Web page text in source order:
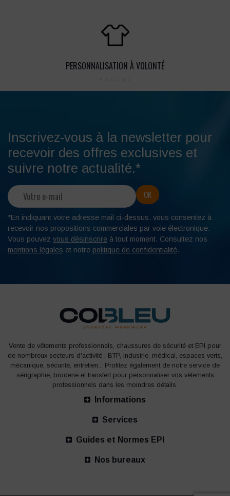
PERSONNALISATION À VOLONTÉ
Inscrivez-vous à la newsletter pour
recevoir des offres exclusives et
suivre notre actualité.*
*En indiquant votre adresse mail ci-dessus, vous consentez à
recevoir nos propositions commerciales par voie électronique.
Vous pouvez vous désinscrire à tout moment. Consultez nos
mentions légales et notre politique de confidentialité.
Vente de vêtements professionnels, chaussures de sécurité et EPI pour
de nombreux secteurs d'activité : BTP, industrie, médical, espaces verts,
mécanique, sécurité, entretien... Profitez également de notre service de
sérigraphie, broderie et transfert pour personnaliser vos vêtements
professionnels dans les moindres détails.
Informations
Services
Guides et Normes EPI
Nos bureaux